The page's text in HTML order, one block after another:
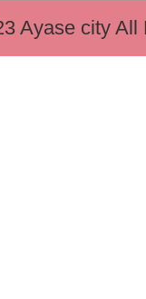
Ayase city